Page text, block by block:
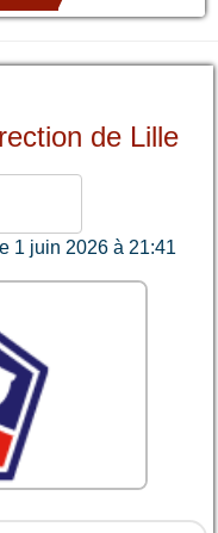
de Lille
1 juin 2026 à 21:41